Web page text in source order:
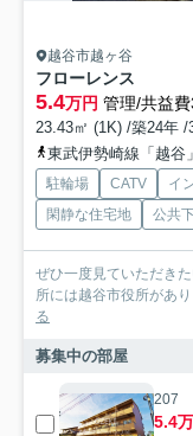
越谷市越ヶ谷
フローレンス
5.4万円 管理/共益
23.43㎡ (1K) /築24年 /
東武伊勢崎線「越谷
駐輪場 CATV イ
閑静な住宅地
公共
ぜひ一度見ていただき
所には越谷市役所があ
る
募集中の部屋
207
5.4